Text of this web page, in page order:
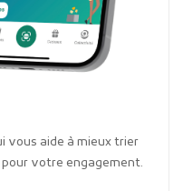
vous aide à mieux trier
votre engagement.